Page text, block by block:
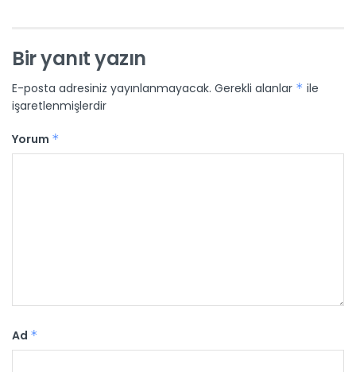
Bir yanıt yazın
E-posta adresiniz yayınlanmayacak. Gerekli alanlar * ile
işaretlenmişlerdir
Yorum *
Ad *